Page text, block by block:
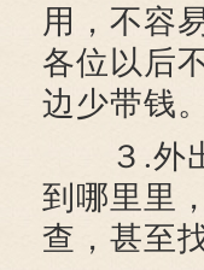
用，不容
各位以后
边少带钱。
３.外出
到哪里里
查，甚至